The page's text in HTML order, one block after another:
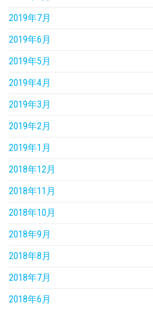
2019年7月
2019年6月
2019年5月
2019年4月
2019年3月
2019年2月
2019年1月
2018年12月
2018年11月
2018年10月
2018年9月
2018年8月
2018年7月
2018年6月